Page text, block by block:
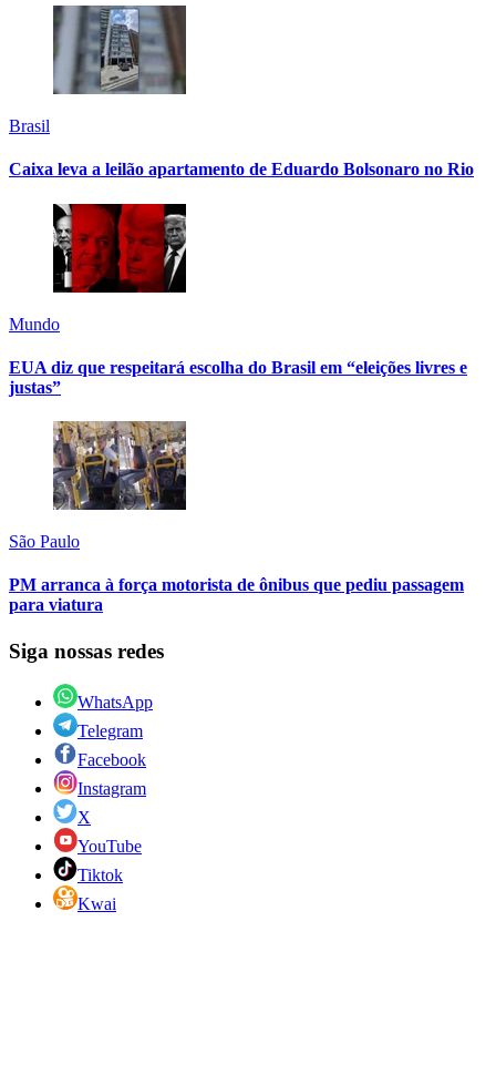
Brasil
Caixa leva a leilão apartamento de Eduardo Bolsonaro no Rio
Mundo
EUA diz que respeitará escolha do Brasil em “eleições livres e
justas”
São Paulo
PM arranca à força motorista de ônibus que pediu passagem
para viatura
Siga nossas redes
WhatsApp
Telegram
Facebook
Instagram
X
YouTube
Tiktok
Kwai